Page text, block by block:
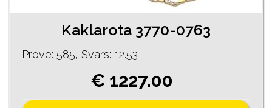
Kaklarota 3770-0763
Prove: 585, Svars: 12.53
€ 1227.00